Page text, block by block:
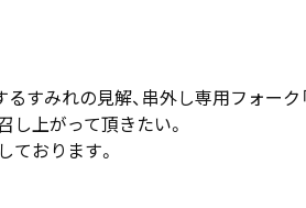
るすみれの見解、串外し専用フォー
し上がって頂きたい。
ております。